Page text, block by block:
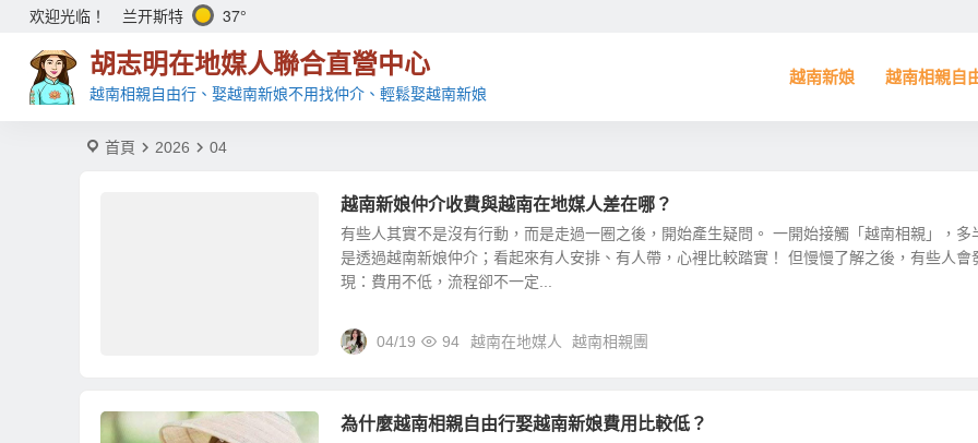
欢迎光临！ 兰开斯特 37°
胡志明在地媒人聯合直營中心
越南相親自由行、娶越南新娘不用找仲介、輕鬆娶越南新娘
越南新娘 越南相親自
首頁 2026 04
越南新娘仲介收費與越南在地媒人差在哪？
有些人其實不是沒有行動，而是走過一圈之後，開始產生疑問。 一開始接觸「越南相親」，多
是透過越南新娘仲介；看起來有人安排、有人帶，心裡比較踏實！ 但慢慢了解之後，有些人會
現：費用不低，流程卻不一定...
04/19 94 越南在地媒人 越南相親團
為什麼越南相親自由行娶越南新娘費用比較低？